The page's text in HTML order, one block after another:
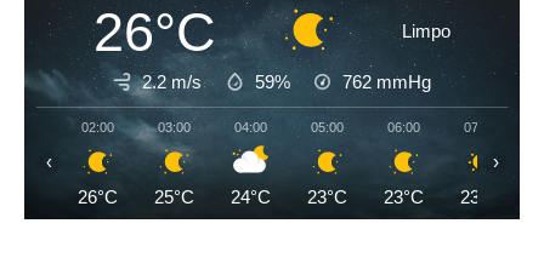
26°C Limpo
2.2 m/s 59% 762 mmHg
02:00
26°C
03:00
25°C
04:00
24°C
05:00
23°C
06:00
23°C
07:00
23°C
‹ ›